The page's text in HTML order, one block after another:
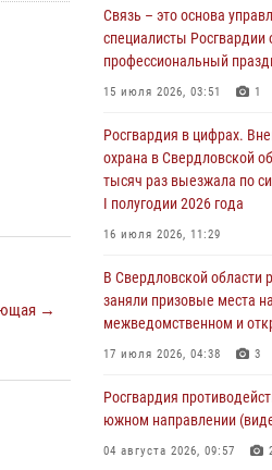
→
учении в Свердловской
31 июля 2026, 12:27 1
Росгвардия обеспечивает
31 июля 2026, 06:56 1
Представитель
Свердловской области
работы подразделения в
30 июля 2026, 11:33 1
В Свердловской области
призерами спартакиады
29 июля 2026, 12:30 6
Православные
Связь – это основа
специалисты Росгвардии
профессиональный
15 июля 2026, 03:51 1
Росгвардия в цифрах.
охрана в Свердловской
тысяч раз выезжала по
I полугодии 2026 года
16 июля 2026, 11:29
В Свердловской области
заняли призовые места на
межведомственном и
17 июля 2026, 04:38 3
Росгвардия
южном направлении
04 августа 2026, 09:57